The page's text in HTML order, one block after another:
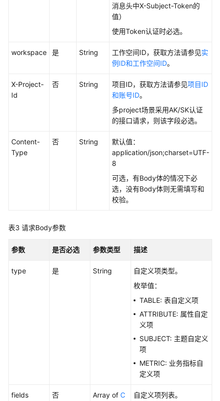
API
API
数
API（V1）
心
消息头中X-Subject-Token的
值）
使用Token认证时必选。
workspace 是 String 工作空间ID，获取方法请参见实
例ID和工作空间ID。
X-Project-
Id
否 String 项目ID，获取方法请参见项目ID
和账号ID。
多project场景采用AK/SK认证
的接口请求，则该字段必选。
Content-
Type
否 String
默认值：
application/json;charset=UTF-
8
可选，有Body体的情况下必
选，没有Body体则无需填写和
校验。
表3 请求Body参数
参数 是否必选 参数类型 描述
type 是 String
自定义项类型。
枚举值：
TABLE: 表自定义项
ATTRIBUTE: 属性自定
义项
SUBJECT: 主题自定义
项
METRIC: 业务指标自
定义项
fields 否 Array of C
自定义项列表。